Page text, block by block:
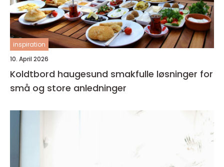
inspiration
10. April 2026
Koldtbord haugesund smakfulle løsninger for
små og store anledninger